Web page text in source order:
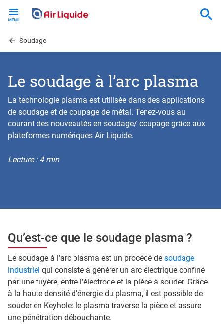
contentSoudage
Le soudage à l’arc plasma
La technologie plasma est utilisée dans des applications
de soudage et de coupage de métal. Tenez-vous au
courant des nouveautés en soudage/ coupage grâce aux
plateformes numériques Air Liquide.
Lecture : 4 min
Qu’est-ce que le soudage plasma ?
Le soudage à l’arc plasma est un procédé de soudage
industriel qui consiste à générer un arc électrique confiné
par une tuyère, entre l’électrode et la pièce à souder. Grâce
à la haute densité d’énergie du plasma, il est possible de
souder en Keyhole: le plasma traverse la pièce et assure
une pénétration débouchante.